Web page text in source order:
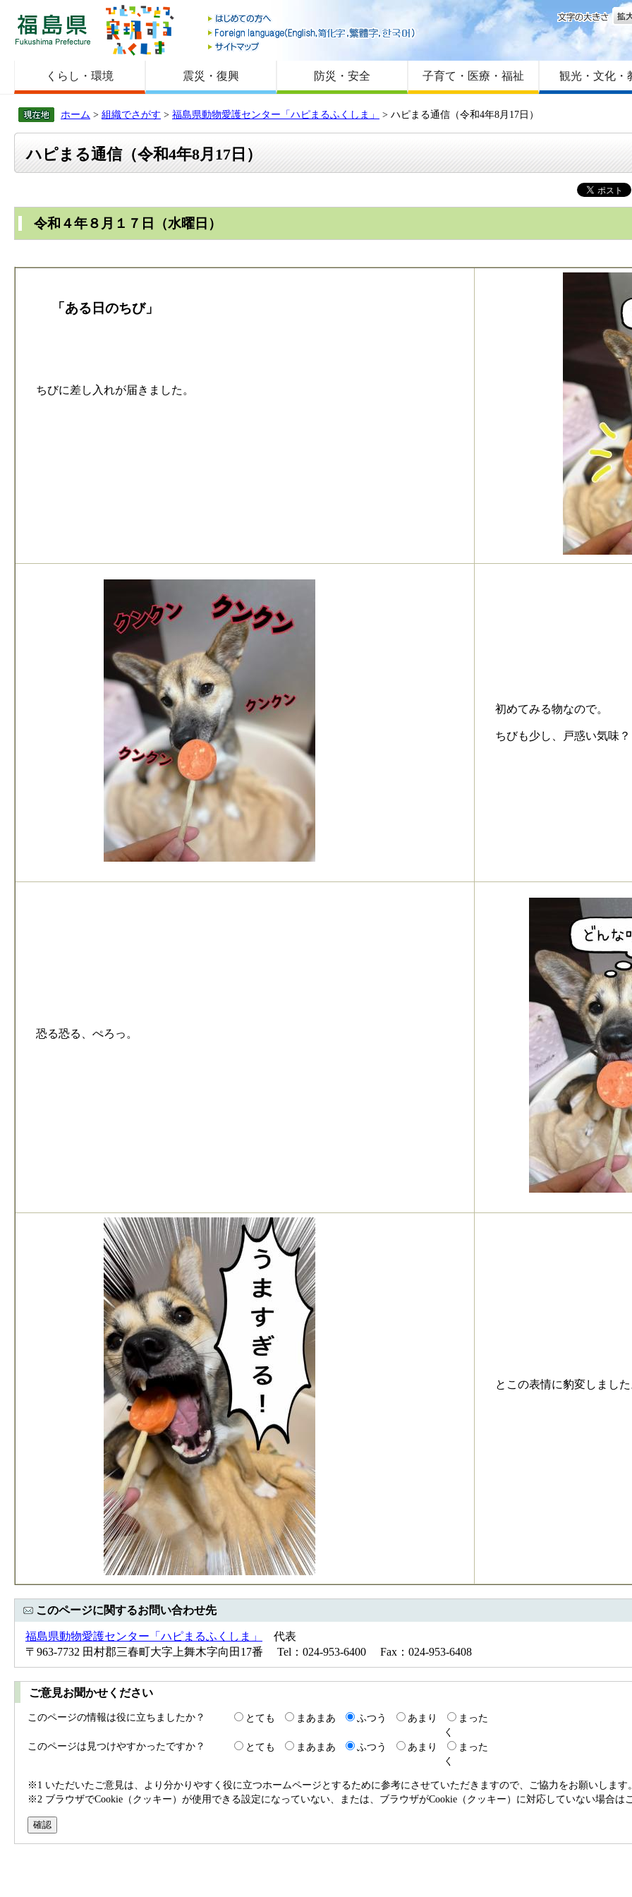
福島県
はじめての方へ
Foreign language
サイトマップ
文字
くらし・環境 震災・復興 防災・安全 子育て・医療・福祉 観光・文化・
ホーム > 組織でさがす > 福島県動物愛護センター「ハピまるふくしま」 > ハピまる通信（令和4年8月17日）
ハピまる通信（令和4年8月17日）
令和４年８月１７日（水曜日）
「ある日のちび」
ちびに差し入れが届きました。
初めてみる物なので。
ちびも少し、戸惑い気味
恐る恐る、ぺろっ。
とこの表情に豹変しまし
このページに関するお問い合わせ先
福島県動物愛護センター「ハピまるふくしま」
代表
〒963-7732 田村郡三春町大字上舞木字向田17番 Tel：024-953-6400 Fax：024-953-6408
ご意見お聞かせください
このページの情報は役に立ちましたか？ とても まあまあ ふつう あまり
まった
く
このページは見つけやすかったですか？
とても まあまあ ふつう あまり
まった
く
※1 いただいたご意見は、より分かりやすく役に立つホームページとするために参考にさせていただきますので、ご協力をお願いしま
※2 ブラウザでCookie（クッキー）が使用できる設定になっていない、または、ブラウザがCookie（クッキー）に対応していない場合は